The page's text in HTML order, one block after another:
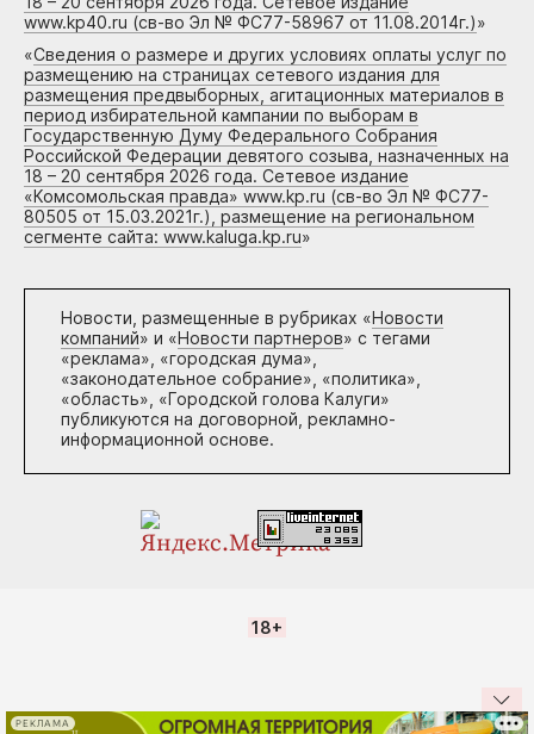
www.kp40.ru (св-во Эл № ФС77-58967 от 11.08.2014г.)»
«Сведения о размере и других условиях оплаты услуг по
размещению на страницах сетевого издания для
размещения предвыборных, агитационных материалов в
период избирательной кампании по выборам в
Государственную Думу Федерального Собрания
Российской Федерации девятого созыва, назначенных на
18 – 20 сентября 2026 года. Сетевое издание
«Комсомольская правда» www.kp.ru (св-во Эл № ФС77-
80505 от 15.03.2021г.), размещение на региональном
сегменте сайта: www.kaluga.kp.ru»
Новости, размещенные в рубриках «Новости
компаний» и «Новости партнеров» с тегами
«реклама», «городская дума»,
«законодательное собрание», «политика»,
«область», «Городской голова Калуги»
публикуются на договорной, рекламно-
информационной основе.
18+
РЕКЛАМА